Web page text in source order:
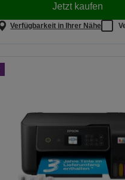
Jetzt kaufen
Verfügbarkeit in Ihrer Nähe